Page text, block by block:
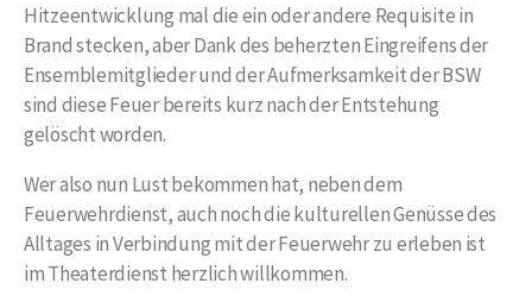
Hitzeentwicklung mal die ein oder andere Requisite in
Brand stecken, aber Dank des beherzten Eingreifens der
Ensemblemitglieder und der Aufmerksamkeit der BSW
sind diese Feuer bereits kurz nach der Entstehung
gelöscht worden.
Wer also nun Lust bekommen hat, neben dem
Feuerwehrdienst, auch noch die kulturellen Genüsse des
Alltages in Verbindung mit der Feuerwehr zu erleben ist
im Theaterdienst herzlich willkommen.